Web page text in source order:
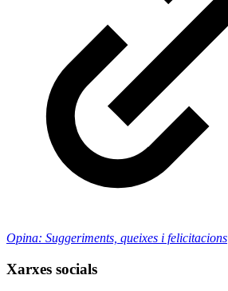
Opina: Suggeriments, queixes i felicitacions
Xarxes socials